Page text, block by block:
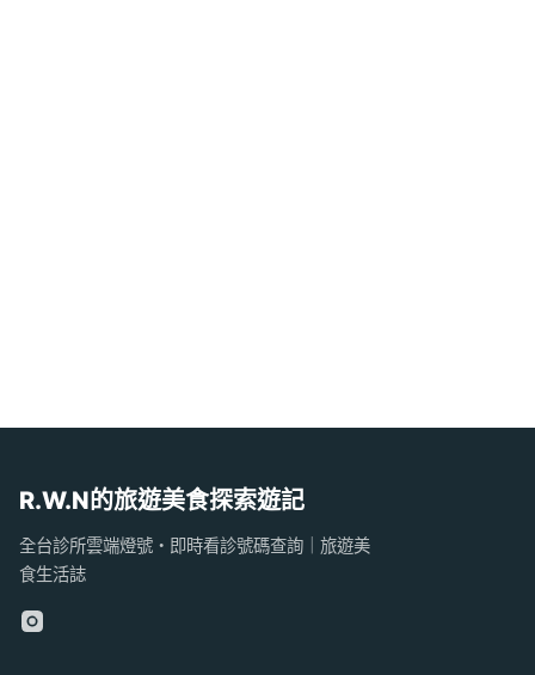
R.W.N的旅遊美食探索遊記
全台診所雲端燈號・即時看診號碼查詢｜旅遊美
食生活誌